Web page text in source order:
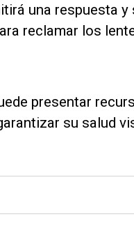
una respuesta y
reclamar los
presentar
su salud